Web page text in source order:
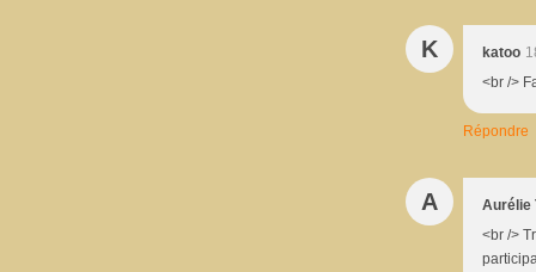
K katoo
<br />
Répondre
A
Aurélie
<br />